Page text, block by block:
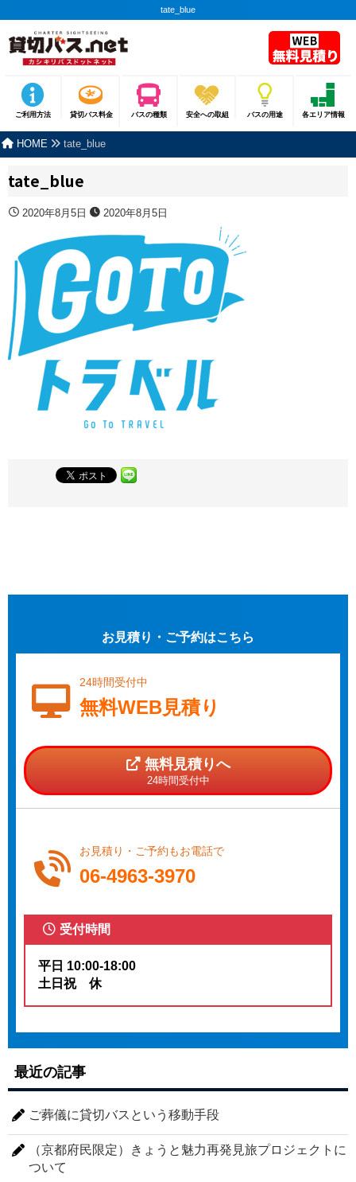
tate_blue
ご利用方法 貸切バス料金 バスの種類 安全への取組 バスの用途 各エリア情報
HOME tate_blue
tate_blue
2020年8月5日 2020年8月5日
お見積り・ご予約はこちら
24時間受付中
無料WEB見積り
無料見積りへ
24時間受付中
お見積り・ご予約もお電話で
06-4963-3970
受付時間
平日 10:00-18:00
土日祝 休
最近の記事
ご葬儀に貸切バスという移動手段
（京都府民限定）きょうと魅力再発見旅プロジェクトに
ついて